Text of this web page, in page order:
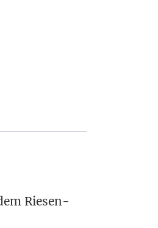
Rie­sen-